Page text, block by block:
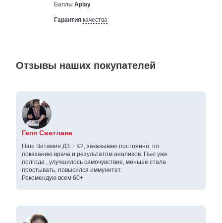
Баллы Aplay
Гарантия качества
Отзывы наших покупателей
Гепп Светлана
Наш Витамин Д3 + K2, заказываю постоянно, по
показанию врача и результатом анализов. Пью уже
полгода , улучшилось самочувствие, меньше стала
простывать, повысился иммунитет.
Рекомендую всем 60+